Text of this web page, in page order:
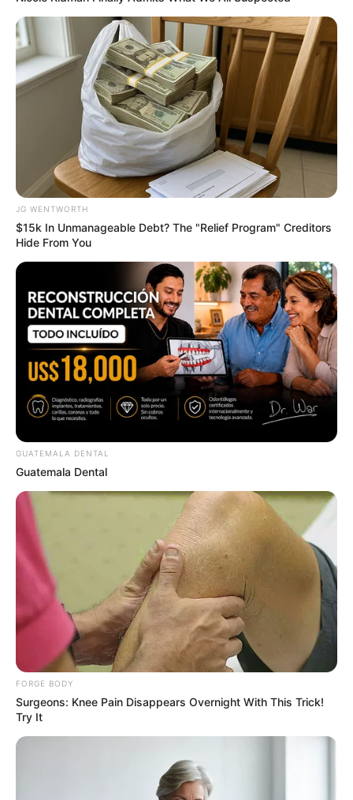
best every day
CTA LOVE
Top 8 People Living Strange But Happy Lifestyles
BRAINBERRIES
Are You The Same Alone And With Others? Find Out
BRAINBERRIES
Have You Seen Her GRWM? She Inspires Millions
BRAINBERRIES
Why this ordinary drink is the secret to feeling your
JG WENTWORTH
$15k In Unmanageable Debt? The "Relief Program" Creditors
Hide From You
GUATEMALA DENTAL
Guatemala Dental
FORGE BODY
Surgeons: Knee Pain Disappears Overnight With This Trick!
Try It